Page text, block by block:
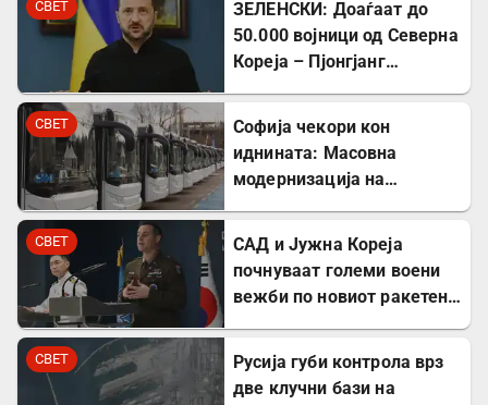
СВЕТ
ЗЕЛЕНСКИ: Доаѓаат до
50.000 војници од Северна
Кореја – Пјонгјанг
искуство во Русија
СВЕТ
Софија чекори кон
иднината: Масовна
модернизација на
СВЕТ
САД и Јужна Кореја
почнуваат големи воени
вежби по новиот ракетен
Северна Кореја
СВЕТ
Русија губи контрола врз
две клучни бази на